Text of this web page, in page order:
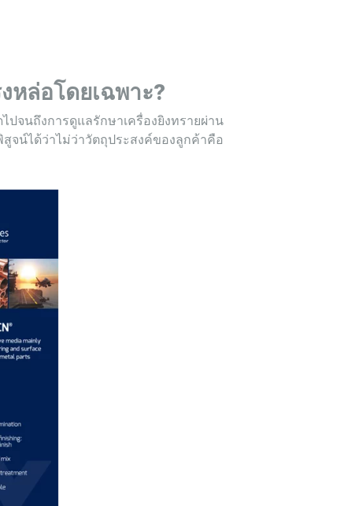
ล่อโดยเฉพาะ?
จนถึงการดูแลรักษาเครื่องยิงทรายผ่าน
จน์ได้ว่าไม่ว่าวัตถุประสงค์ของลูกค้าคือ